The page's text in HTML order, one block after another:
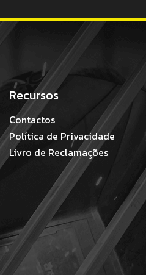
Recursos
Contactos
Política de Privacidade
Livro de Reclamações